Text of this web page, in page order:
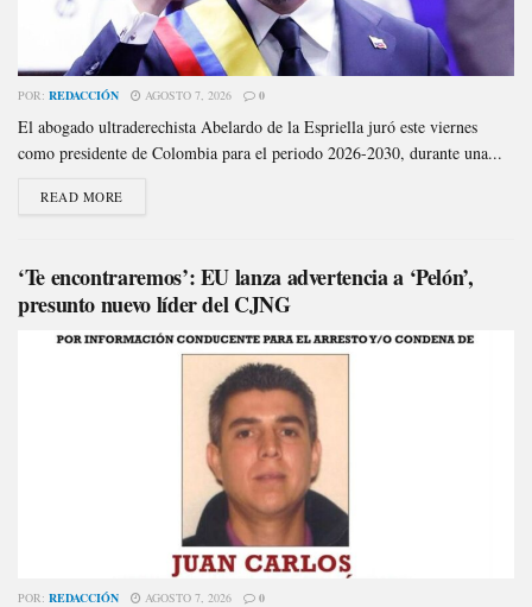
POR: REDACCIÓN AGOSTO 7, 2026 0
El abogado ultraderechista Abelardo de la Espriella juró este viernes
como presidente de Colombia para el periodo 2026-2030, durante una...
READ MORE
‘Te encontraremos’: EU lanza advertencia a ‘Pelón’,
presunto nuevo líder del CJNG
POR: REDACCIÓN AGOSTO 7, 2026 0